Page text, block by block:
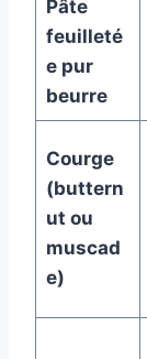
Pâte
feuilleté
e pur
beurre
Courge
(buttern
ut ou
muscad
e)